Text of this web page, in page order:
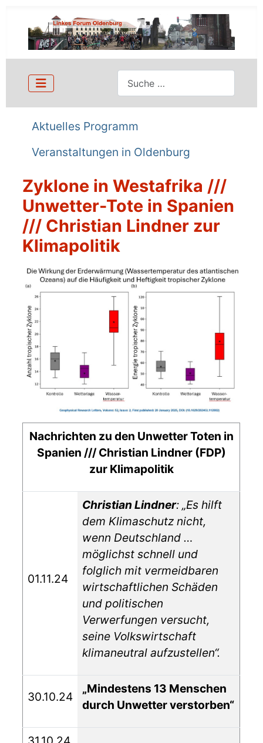
Suchen
Aktuelles Programm
Veranstaltungen in Oldenburg
Zyklone in Westafrika ///
Unwetter-Tote in Spanien
/// Christian Lindner zur
Klimapolitik
Details
Nachrichten zu den Unwetter Toten in
Spanien /// Christian Lindner (FDP)
zur Klimapolitik
01.11.24
Christian Lindner: „Es hilft
dem Klimaschutz nicht,
wenn Deutschland …
möglichst schnell und
folglich mit vermeidbaren
wirtschaftlichen Schäden
und politischen
Verwerfungen versucht,
seine Volkswirtschaft
klimaneutral aufzustellen“.
30.10.24
„Mindestens 13 Menschen
durch Unwetter verstorben“